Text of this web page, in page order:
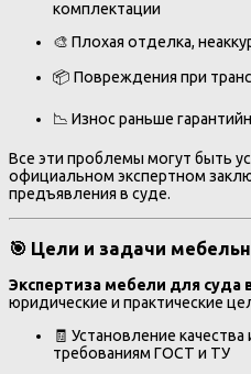
комплектации
🎨 Плохая отделка,
📦 Повреждения при
📉 Износ раньше
Все эти проблемы могут быть
официальном экспертном
предъявления в суде.
🎯 Цели и задачи
Экспертиза мебели для суда
юридические и практические
🧾 Установление
требованиям ГОСТ и ТУ